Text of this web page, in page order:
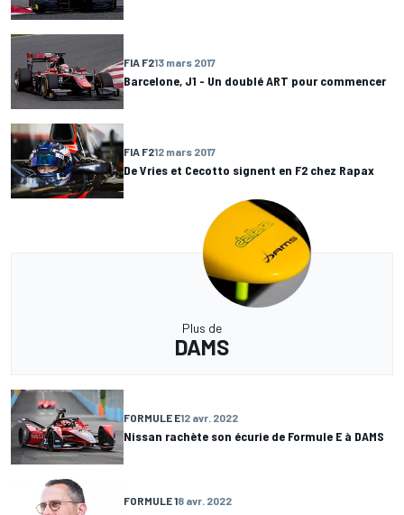
FIA F213 mars 2017
Barcelone, J1 - Un doublé ART pour commencer
FIA F212 mars 2017
De Vries et Cecotto signent en F2 chez Rapax
Plus de
DAMS
FORMULE E12 avr. 2022
Nissan rachète son écurie de Formule E à DAMS
FORMULE 18 avr. 2022